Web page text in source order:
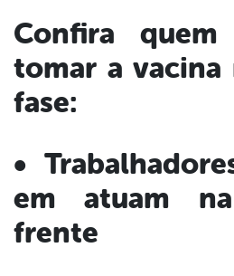
Confira
tomar a vacina
fase:
•
em atuam
frente